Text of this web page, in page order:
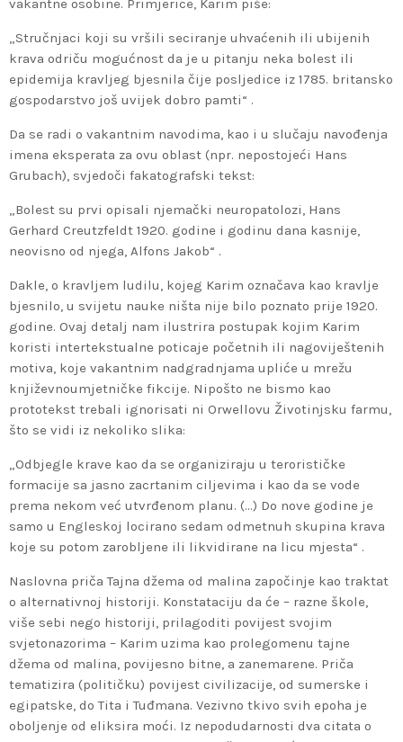
vakantne osobine. Primjerice, Karim piše:
„Stručnjaci koji su vršili seciranje uhvaćenih ili ubijenih
krava odriču mogućnost da je u pitanju neka bolest ili
epidemija kravljeg bjesnila čije posljedice iz 1785. britansko
gospodarstvo još uvijek dobro pamti“ .
Da se radi o vakantnim navodima, kao i u slučaju navođenja
imena eksperata za ovu oblast (npr. nepostojeći Hans
Grubach), svjedoči fakatografski tekst:
„Bolest su prvi opisali njemački neuropatolozi, Hans
Gerhard Creutzfeldt 1920. godine i godinu dana kasnije,
neovisno od njega, Alfons Jakob“ .
Dakle, o kravljem ludilu, kojeg Karim označava kao kravlje
bjesnilo, u svijetu nauke ništa nije bilo poznato prije 1920.
godine. Ovaj detalj nam ilustrira postupak kojim Karim
koristi intertekstualne poticaje početnih ili nagoviještenih
motiva, koje vakantnim nadgradnjama upliće u mrežu
književnoumjetničke fikcije. Nipošto ne bismo kao
prototekst trebali ignorisati ni Orwellovu Životinjsku farmu,
što se vidi iz nekoliko slika:
„Odbjegle krave kao da se organiziraju u terorističke
formacije sa jasno zacrtanim ciljevima i kao da se vode
prema nekom već utvrđenom planu. (…) Do nove godine je
samo u Engleskoj locirano sedam odmetnuh skupina krava
koje su potom zarobljene ili likvidirane na licu mjesta“ .
Naslovna priča Tajna džema od malina započinje kao traktat
o alternativnoj historiji. Konstataciju da će – razne škole,
više sebi nego historiji, prilagoditi povijest svojim
svjetonazorima – Karim uzima kao prolegomenu tajne
džema od malina, povijesno bitne, a zanemarene. Priča
tematizira (političku) povijest civilizacije, od sumerske i
egipatske, do Tita i Tuđmana. Vezivno tkivo svih epoha je
oboljenje od eliksira moći. Iz nepodudarnosti dva citata o